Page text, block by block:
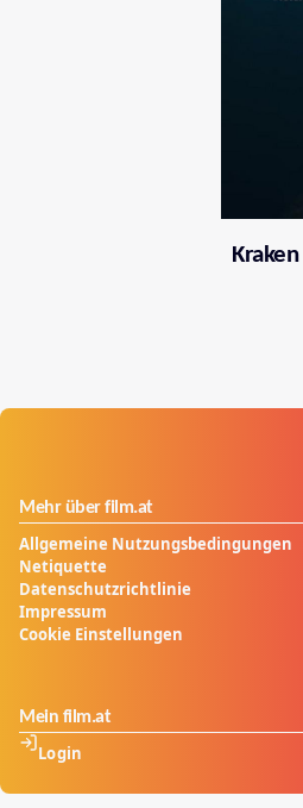
Mehr über film.at
Allgemeine Nutzungsbedingungen
Netiquette
Datenschutzrichtlinie
Impressum
Cookie Einstellungen
Mein film.at
Login